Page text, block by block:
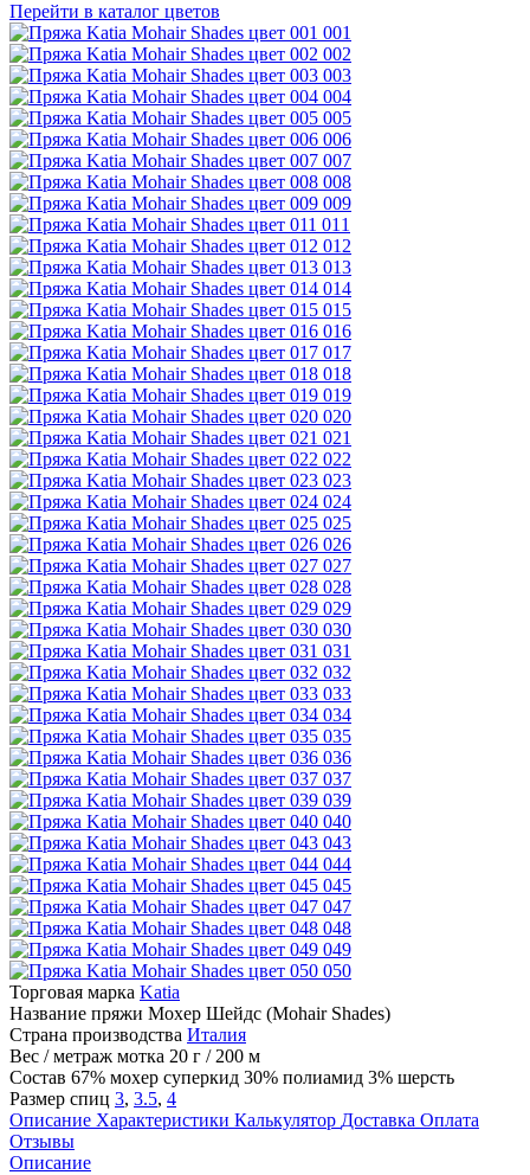
Перейти в каталог цветов
001
002
003
004
005
006
007
008
009
011
012
013
014
015
016
017
018
019
020
021
022
023
024
025
026
027
028
029
030
031
032
033
034
035
036
037
039
040
043
044
045
047
048
049
050
Торговая марка Katia
Название пряжи Мохер Шейдс (Mohair Shades)
Страна производства Италия
Вес / метраж мотка 20 г / 200 м
Состав 67% мохер суперкид 30% полиамид 3% шерсть
Размер спиц 3, 3.5, 4
Описание Характеристики Калькулятор Доставка Оплата
Отзывы
Описание